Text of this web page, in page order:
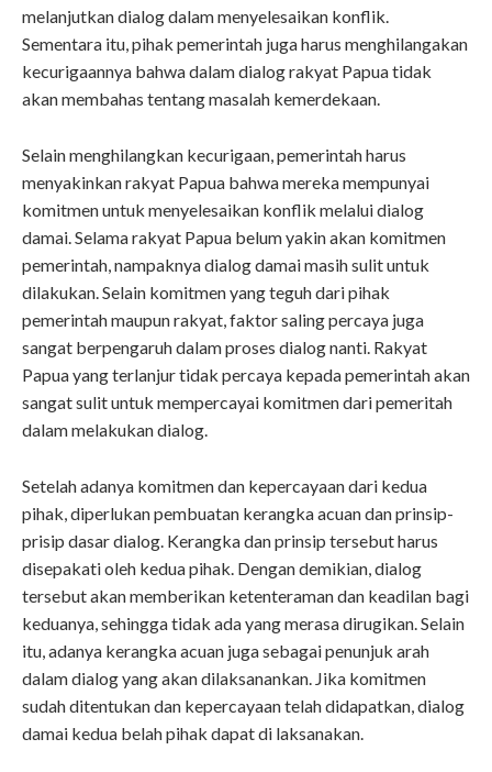
melanjutkan dialog dalam menyelesaikan konflik.
Sementara itu, pihak pemerintah juga harus menghilangakan
kecurigaannya bahwa dalam dialog rakyat Papua tidak
akan membahas tentang masalah kemerdekaan.
Selain menghilangkan kecurigaan, pemerintah harus
menyakinkan rakyat Papua bahwa mereka mempunyai
komitmen untuk menyelesaikan konflik melalui dialog
damai. Selama rakyat Papua belum yakin akan komitmen
pemerintah, nampaknya dialog damai masih sulit untuk
dilakukan. Selain komitmen yang teguh dari pihak
pemerintah maupun rakyat, faktor saling percaya juga
sangat berpengaruh dalam proses dialog nanti. Rakyat
Papua yang terlanjur tidak percaya kepada pemerintah akan
sangat sulit untuk mempercayai komitmen dari pemeritah
dalam melakukan dialog.
Setelah adanya komitmen dan kepercayaan dari kedua
pihak, diperlukan pembuatan kerangka acuan dan prinsip-
prisip dasar dialog. Kerangka dan prinsip tersebut harus
disepakati oleh kedua pihak. Dengan demikian, dialog
tersebut akan memberikan ketenteraman dan keadilan bagi
keduanya, sehingga tidak ada yang merasa dirugikan. Selain
itu, adanya kerangka acuan juga sebagai penunjuk arah
dalam dialog yang akan dilaksanankan. Jika komitmen
sudah ditentukan dan kepercayaan telah didapatkan, dialog
damai kedua belah pihak dapat di laksanakan.